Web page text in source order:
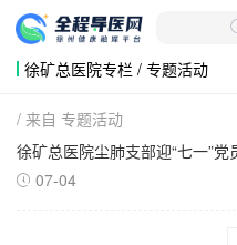
徐矿总医院专栏 / 专题活动
/ 来自 专题活动
徐矿总医院尘肺支部迎“七一”党
 07-04